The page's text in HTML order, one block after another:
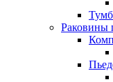
Раковины